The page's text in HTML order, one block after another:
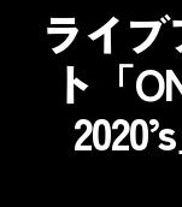
ライ
ト「